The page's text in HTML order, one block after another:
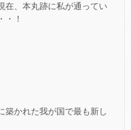
在、本丸跡に私が通ってい
・！
築かれた我が国で最も新し